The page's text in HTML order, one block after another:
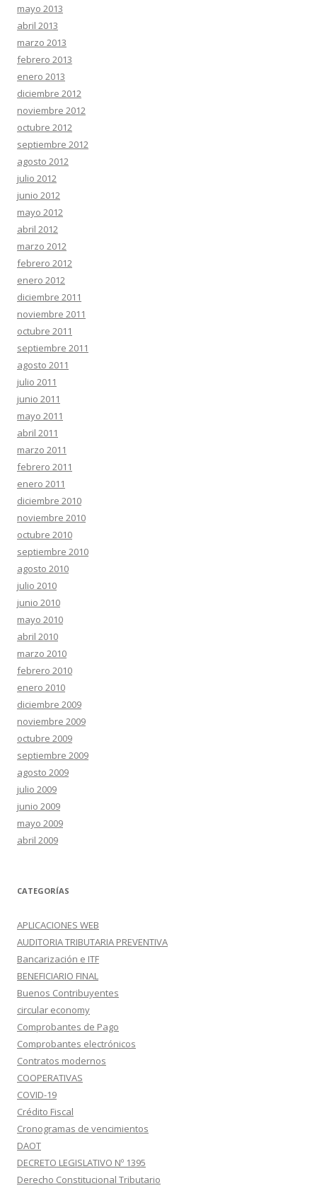
mayo 2013
abril 2013
marzo 2013
febrero 2013
enero 2013
diciembre 2012
noviembre 2012
octubre 2012
septiembre 2012
agosto 2012
julio 2012
junio 2012
mayo 2012
abril 2012
marzo 2012
febrero 2012
enero 2012
diciembre 2011
noviembre 2011
octubre 2011
septiembre 2011
agosto 2011
julio 2011
junio 2011
mayo 2011
abril 2011
marzo 2011
febrero 2011
enero 2011
diciembre 2010
noviembre 2010
octubre 2010
septiembre 2010
agosto 2010
julio 2010
junio 2010
mayo 2010
abril 2010
marzo 2010
febrero 2010
enero 2010
diciembre 2009
noviembre 2009
octubre 2009
septiembre 2009
agosto 2009
julio 2009
junio 2009
mayo 2009
abril 2009
CATEGORÍAS
APLICACIONES WEB
AUDITORIA TRIBUTARIA PREVENTIVA
Bancarización e ITF
BENEFICIARIO FINAL
Buenos Contribuyentes
circular economy
Comprobantes de Pago
Comprobantes electrónicos
Contratos modernos
COOPERATIVAS
COVID-19
Crédito Fiscal
Cronogramas de vencimientos
DAOT
DECRETO LEGISLATIVO Nº 1395
Derecho Constitucional Tributario